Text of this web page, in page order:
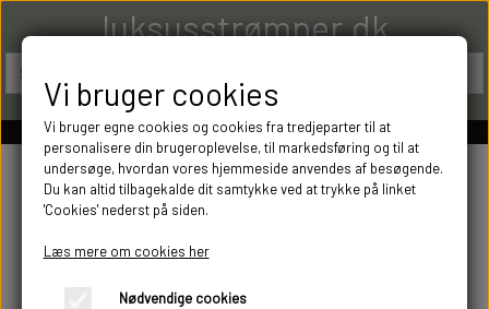
luksusstrømper.dk
Vi bruger cookies
Vi bruger egne cookies og cookies fra tredjeparter til at
personalisere din brugeroplevelse, til markedsføring og til at
undersøge, hvordan vores hjemmeside anvendes af besøgende.
Du kan altid tilbagekalde dit samtykke ved at trykke på linket
'Cookies' nederst på siden.
Læs mere om cookies her
Nødvendige cookies